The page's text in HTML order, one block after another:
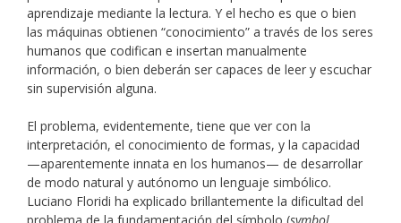
aprendizaje mediante la lectura. Y el hecho es que o bien
las máquinas obtienen “conocimiento” a través de los seres
humanos que codifican e insertan manualmente
información, o bien deberán ser capaces de leer y escuchar
sin supervisión alguna.
El problema, evidentemente, tiene que ver con la
interpretación, el conocimiento de formas, y la capacidad
—aparentemente innata en los humanos— de desarrollar
de modo natural y autónomo un lenguaje simbólico.
Luciano Floridi ha explicado brillantemente la dificultad del